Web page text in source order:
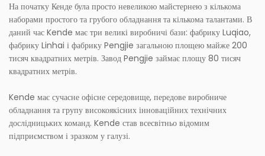
На початку Кенде була просто невеликою майстернею з кількома
наборами простого та грубого обладнання та кількома талантами. В
даний час Kende має три великі виробничі бази: фабрику Luqiao,
фабрику Linhai і фабрику Pengjie загальною площею майже 200
тисяч квадратних метрів. Завод Pengjie займає площу 80 тисяч
квадратних метрів.
Kende має сучасне офісне середовище, передове виробниче
обладнання та групу високоякісних інноваційних технічних
дослідницьких команд. Kende став всесвітньо відомим
підприємством і зразком у галузі.